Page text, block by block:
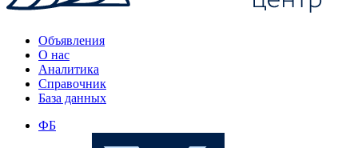
Объявления
О нас
Аналитика
Справочник
База данных
ФБ